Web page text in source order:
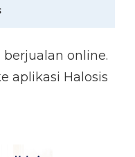
online.
aplikasi Halosis